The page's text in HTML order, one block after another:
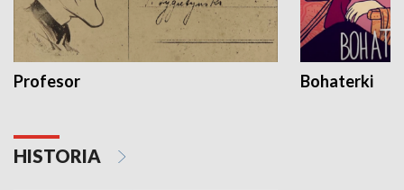
Profesor Bohaterki
HISTORIA